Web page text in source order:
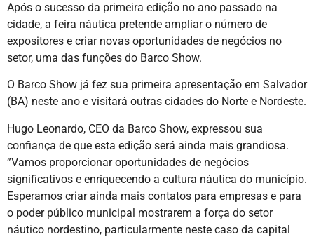
Após o sucesso da primeira edição no ano passado na
cidade, a feira náutica pretende ampliar o número de
expositores e criar novas oportunidades de negócios no
setor, uma das funções do Barco Show.
O Barco Show já fez sua primeira apresentação em Salvador
(BA) neste ano e visitará outras cidades do Norte e Nordeste.
Hugo Leonardo, CEO da Barco Show, expressou sua
confiança de que esta edição será ainda mais grandiosa.
”Vamos proporcionar oportunidades de negócios
significativos e enriquecendo a cultura náutica do município.
Esperamos criar ainda mais contatos para empresas e para
o poder público municipal mostrarem a força do setor
náutico nordestino, particularmente neste caso da capital